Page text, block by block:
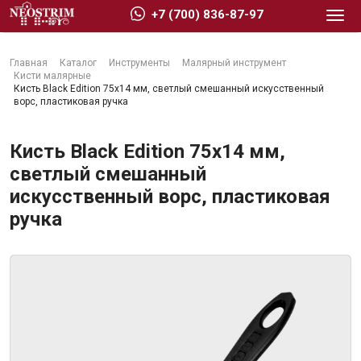
Главная Каталог Инструменты
Малярный инструмент
Кисти малярные
Кисть Black Edition 75х14 мм, светлый смешанный искусственный
ворс, пластиковая ручка
Кисть Black Edition 75х14 мм,
светлый смешанный
искусственный ворс, пластиковая
ручка
+7 (700) 836-87-97
Стройматериалы
Сухие строительные смеси
Гидроизоляция